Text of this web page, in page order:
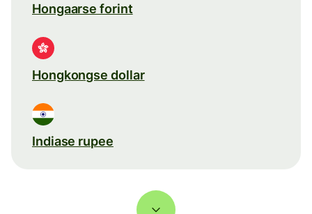
Hongaarse forint
Hongkongse dollar
Indiase rupee